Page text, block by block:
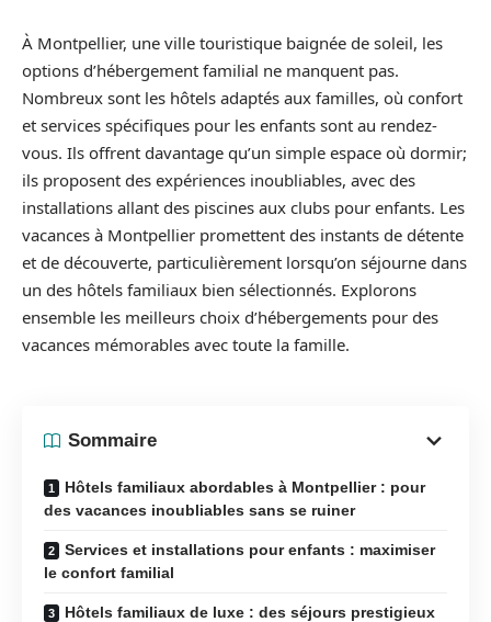
À Montpellier, une ville touristique baignée de soleil, les
options d’hébergement familial ne manquent pas.
Nombreux sont les hôtels adaptés aux familles, où confort
et services spécifiques pour les enfants sont au rendez-
vous. Ils offrent davantage qu’un simple espace où dormir;
ils proposent des expériences inoubliables, avec des
installations allant des piscines aux clubs pour enfants. Les
vacances à Montpellier promettent des instants de détente
et de découverte, particulièrement lorsqu’on séjourne dans
un des hôtels familiaux bien sélectionnés. Explorons
ensemble les meilleurs choix d’hébergements pour des
vacances mémorables avec toute la famille.
Sommaire
Hôtels familiaux abordables à Montpellier : pour
des vacances inoubliables sans se ruiner
Services et installations pour enfants : maximiser
le confort familial
Hôtels familiaux de luxe : des séjours prestigieux